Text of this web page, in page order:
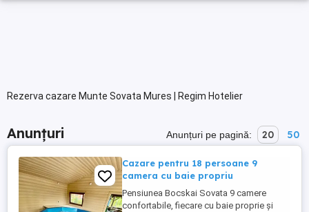
Rezerva cazare Munte Sovata Mures | Regim Hotelier
Anunțuri Anunțuri pe pagină: 20 50
Cazare pentru 18 persoane 9
camera cu baie propriu
Pensiunea Bocskai Sovata 9 camere
confortabile, fiecare cu baie proprie și